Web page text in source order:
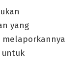
yang
melaporkannya
untuk